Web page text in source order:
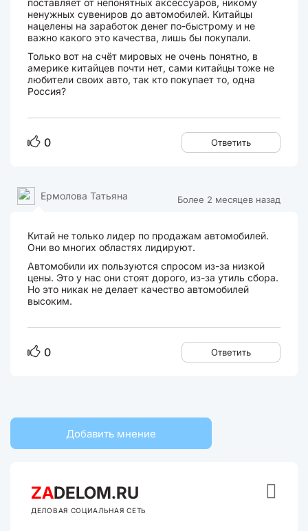
поставляет от непонятных аксессуаров, никому
ненужных сувениров до автомобилей. Китайцы
нацелены на заработок денег по-быстрому и не
важно какого это качества, лишь бы покупали.
Только вот на счёт мировых не очень понятно, в
америке китайцев почти нет, сами китайцы тоже не
любители своих авто, так кто покупает то, одна
Россия?
0 Ответить
Более 2 месяцев назад
Ермолова Татьяна
Китай не только лидер по продажам автомобилей.
Они во многих областях лидируют.
Автомобили их пользуются спросом из-за низкой
цены. Это у нас они стоят дорого, из-за утиль сбора.
Но это никак не делает качество автомобилей
высоким.
0 Ответить
Добавить мнение
ZADELOM.RU
ДЕЛОВАЯ СОЦИАЛЬНАЯ СЕТЬ
